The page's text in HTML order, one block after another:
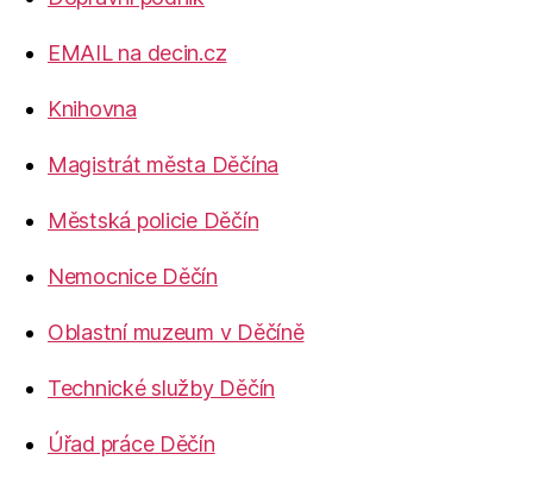
EMAIL na decin.cz
Knihovna
Magistrát města Děčína
Městská policie Děčín
Nemocnice Děčín
Oblastní muzeum v Děčíně
Technické služby Děčín
Úřad práce Děčín